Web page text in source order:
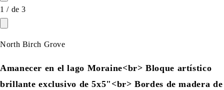
1 / de 3
North Birch Grove
Amanecer en el lago Moraine<br> Bloque artístico
brillante exclusivo de 5x5"<br> Bordes de madera de